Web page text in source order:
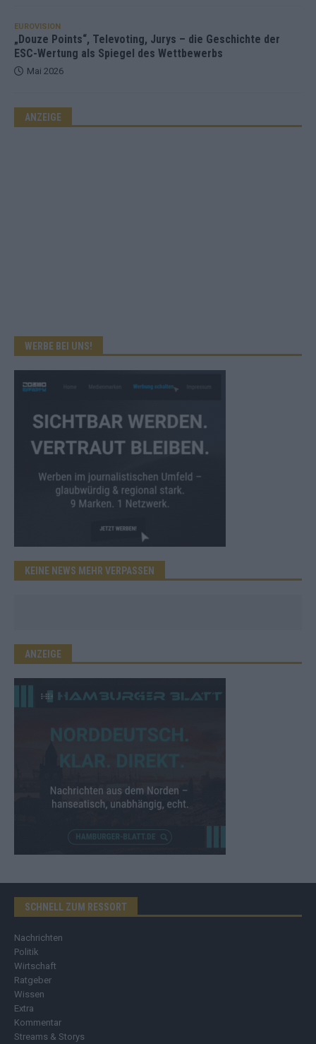
EUROVISION
„Douze Points“, Televoting, Jurys – die Geschichte der
ESC-Wertung als Spiegel des Wettbewerbs
Mai 2026
ANZEIGE
WERBE BEI UNS!
KEINE NEWS MEHR VERPASSEN
ANZEIGE
SCHNELL ZUM RESSORT
Nachrichten
Politik
Wirtschaft
Ratgeber
Wissen
Extra
Kommentar
Streams & Storys